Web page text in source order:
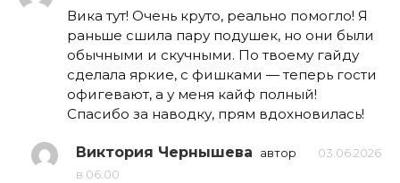
Вика тут! Очень круто, реально помогло! Я
раньше сшила пару подушек, но они были
обычными и скучными. По твоему гайду
сделала яркие, с фишками — теперь гости
офигевают, а у меня кайф полный!
Спасибо за наводку, прям вдохновилась!
Виктория Чернышева автор
03.06.2026
в 06:00